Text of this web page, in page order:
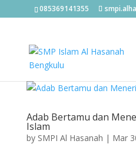
085369141355
Adab Bertamu dan
Islam
by SMPI Al Hasanah | Mar